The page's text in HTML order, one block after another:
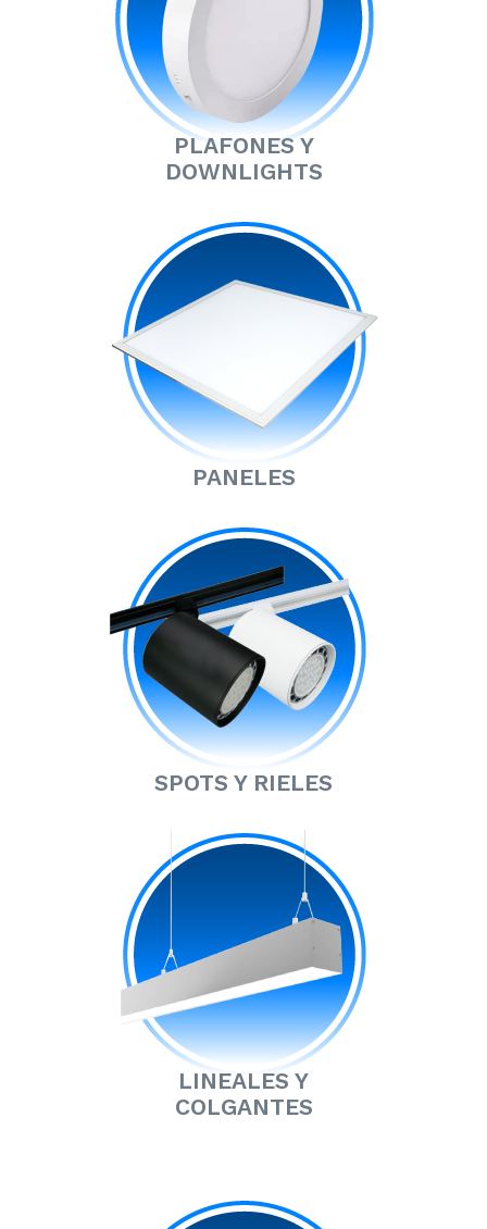
PLAFONES Y
DOWNLIGHTS
PANELES
SPOTS Y RIELES
LINEALES Y
COLGANTES